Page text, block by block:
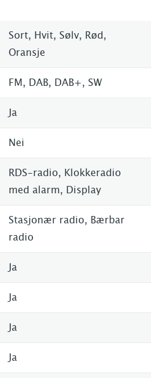
Sort, Hvit, Sølv, Rød,
Oransje
FM, DAB, DAB+, SW
Ja
Nei
RDS-radio, Klokkeradio
med alarm, Display
Stasjonær radio, Bærbar
radio
Ja
Ja
Ja
Ja